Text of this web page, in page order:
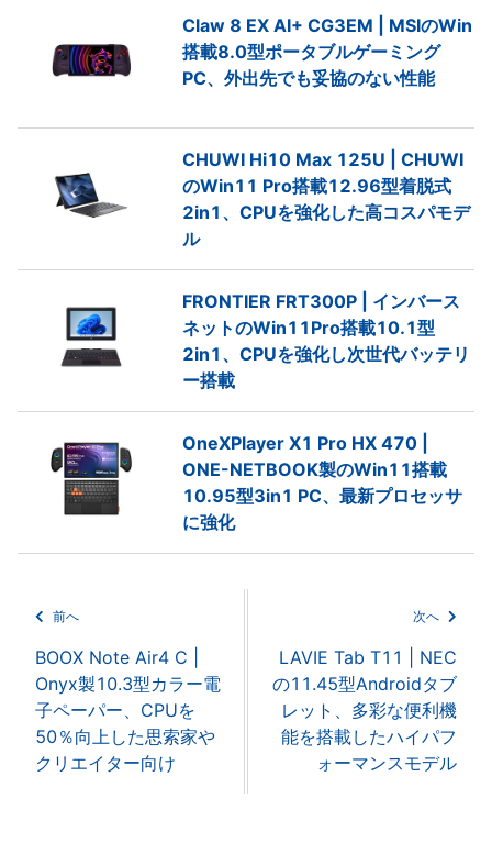
Claw 8 EX AI+ CG3EM | MSIのWin
搭載8.0型ポータブルゲーミング
PC、外出先でも妥協のない性能
CHUWI Hi10 Max 125U | CHUWI
のWin11 Pro搭載12.96型着脱式
2in1、CPUを強化した高コスパモデ
ル
FRONTIER FRT300P | インバース
ネットのWin11Pro搭載10.1型
2in1、CPUを強化し次世代バッテリ
ー搭載
OneXPlayer X1 Pro HX 470 |
ONE-NETBOOK製のWin11搭載
10.95型3in1 PC、最新プロセッサ
に強化
前へ
BOOX Note Air4 C |
Onyx製10.3型カラー電
子ペーパー、CPUを
50％向上した思索家や
クリエイター向け
次へ
LAVIE Tab T11 | NEC
の11.45型Androidタブ
レット、多彩な便利機
能を搭載したハイパフ
ォーマンスモデル